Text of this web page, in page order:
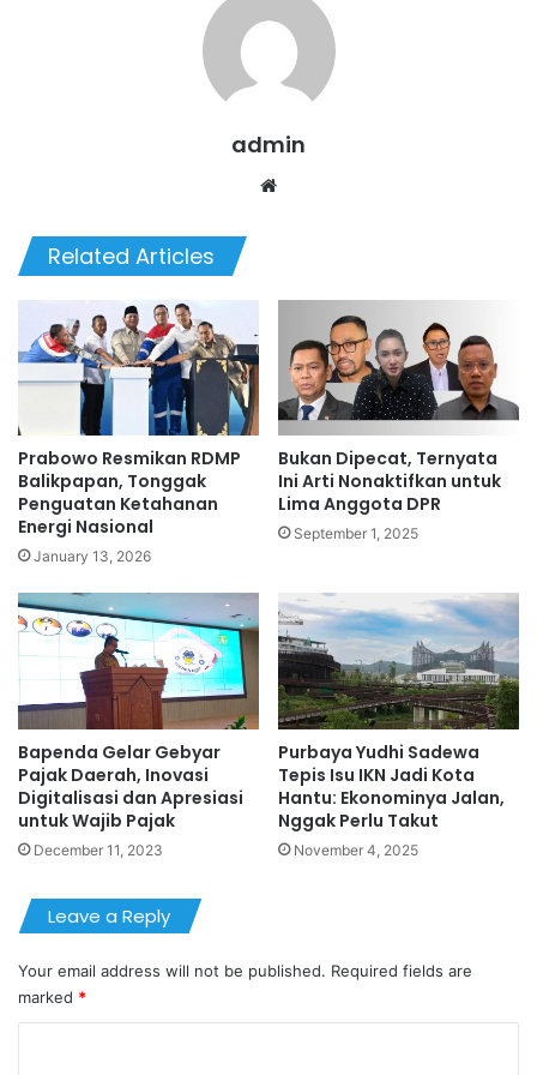
admin
Related Articles
Prabowo Resmikan RDMP
Balikpapan, Tonggak
Penguatan Ketahanan
Energi Nasional
January 13, 2026
Bukan Dipecat, Ternyata
Ini Arti Nonaktifkan untuk
Lima Anggota DPR
September 1, 2025
Bapenda Gelar Gebyar
Pajak Daerah, Inovasi
Digitalisasi dan Apresiasi
untuk Wajib Pajak
December 11, 2023
Purbaya Yudhi Sadewa
Tepis Isu IKN Jadi Kota
Hantu: Ekonominya Jalan,
Nggak Perlu Takut
November 4, 2025
Leave a Reply
Your email address will not be published. Required fields are
marked *